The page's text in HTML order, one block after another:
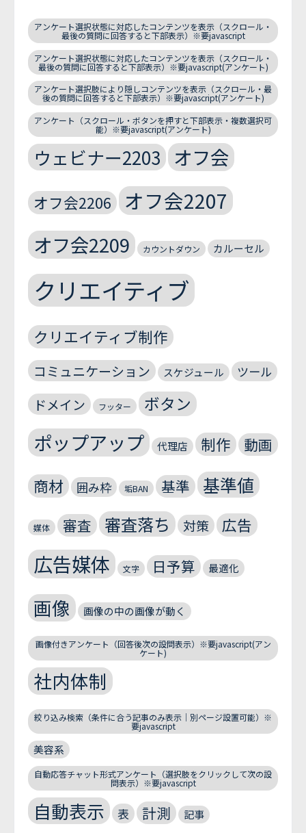
アンケート選択状態に対応したコンテンツを表示（スクロール・
最後の質問に回答すると下部表示）※要javascript
アンケート選択状態に対応したコンテンツを表示（スクロール・
最後の質問に回答すると下部表示）※要javascript(アンケート)
アンケート選択肢により隠しコンテンツを表示（スクロール・最
後の質問に回答すると下部表示）※要javascript(アンケート)
アンケート（スクロール・ボタンを押すと下部表示・複数選択可
能）※要javascript(アンケート)
ウェビナー2203 オフ会
オフ会2206 オフ会2207
オフ会2209 カウントダウン カルーセル
クリエイティブ
クリエイティブ制作
コミュニケーション スケジュール ツール
ドメイン フッター ボタン
ポップアップ 代理店 制作 動画
商材 囲み枠 垢BAN 基準 基準値
媒体 審査 審査落ち 対策 広告
広告媒体 文字 日予算 最適化
画像 画像の中の画像が動く
画像付きアンケート（回答後次の設問表示）※要javascript(アン
ケート)
社内体制
絞り込み検索（条件に合う記事のみ表示｜別ページ設置可能）※
要javascript
美容系
自動応答チャット形式アンケート（選択肢をクリックして次の設
問表示）※要javascript
自動表示 表 計測 記事